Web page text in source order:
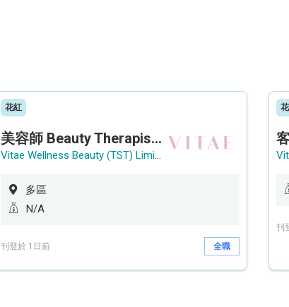
花紅
美容師 Beauty Therapist (銅鑼灣 / 尖沙咀)
Vitae Wellness Beauty (TST) Limited
多區
N/A
刊登於 1日前 全職
刊